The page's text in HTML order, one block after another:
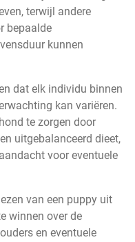
terwijl andere
bepaalde
kunnen
dat elk individu binnen
kan variëren.
te zorgen door
uitgebalanceerd dieet,
voor eventuele
van een puppy uit
winnen over de
en eventuele